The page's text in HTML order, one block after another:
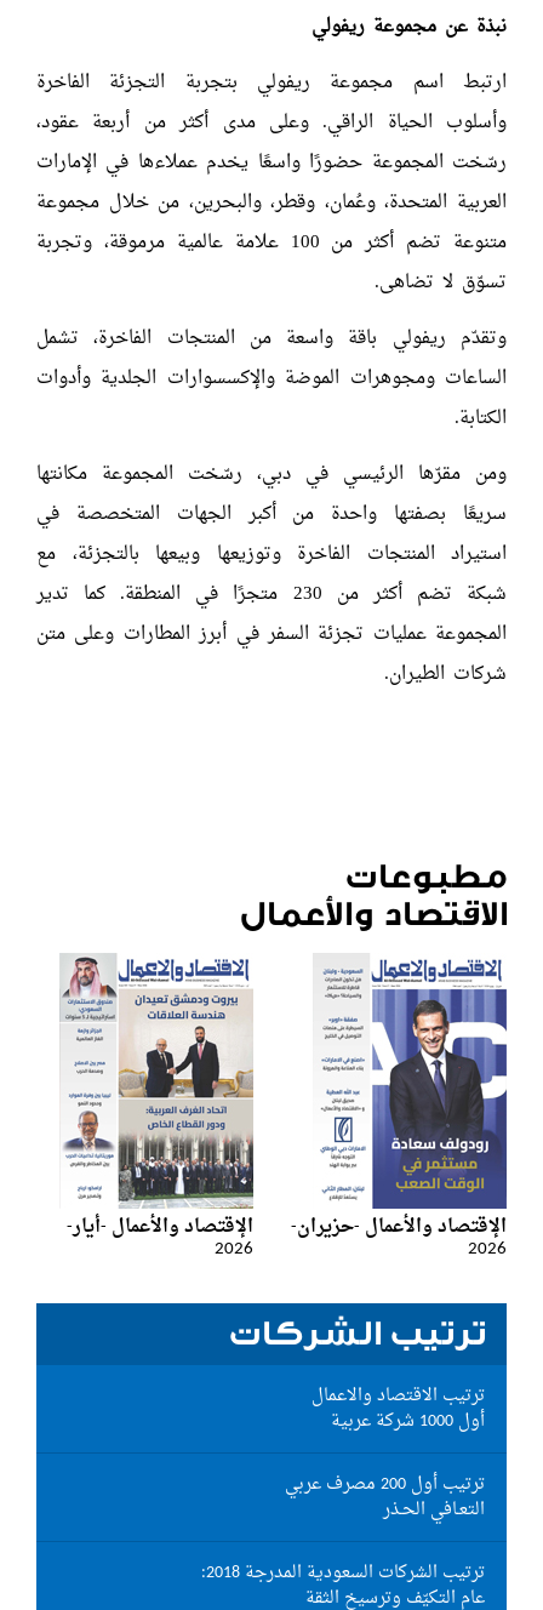
نبذة عن مجموعة ريفولي
ارتبط اسم مجموعة ريفولي بتجربة التجزئة الفاخرة
وأسلوب الحياة الراقي. وعلى مدى أكثر من أربعة عقود،
رسّخت المجموعة حضورًا واسعًا يخدم عملاءها في الإمارات
العربية المتحدة، وعُمان، وقطر، والبحرين، من خلال مجموعة
متنوعة تضم أكثر من 100 علامة عالمية مرموقة، وتجربة
تسوّق لا تضاهى.
وتقدّم ريفولي باقة واسعة من المنتجات الفاخرة، تشمل
الساعات ومجوهرات الموضة والإكسسوارات الجلدية وأدوات
الكتابة.
ومن مقرّها الرئيسي في دبي، رسّخت المجموعة مكانتها
سريعًا بصفتها واحدة من أكبر الجهات المتخصصة في
استيراد المنتجات الفاخرة وتوزيعها وبيعها بالتجزئة، مع
شبكة تضم أكثر من 230 متجرًا في المنطقة. كما تدير
المجموعة عمليات تجزئة السفر في أبرز المطارات وعلى متن
شركات الطيران.
مطبوعات
الاقتصاد والأعمال
الإقتصاد والأعمال -حزيران-
2026
الإقتصاد والأعمال -أيار-
2026
ترتيب الشركات
ترتيب الاقتصاد والاعمال
أول 1000 شركة عربية
ترتيب أول 200 مصرف عربي
التعـافي الحـذر
ترتيب الشركات السعودية المدرجة 2018:
عام التكيّف وترسيخ الثقة